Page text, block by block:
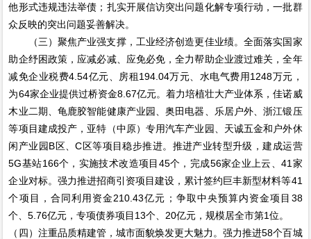
他形式违规违法举债；扎实开展信访突出问题化解专项行动，一批群
众反映的突出问题妥善解决。
（三）聚焦产业强支撑，工业经济创造更佳业绩。全面落实国家
助企纾困政策，应减必减、应免必免，全力帮助企业渡过难关，全年
减免企业税费4.54亿元、房租194.04万元、水电气费用1248万元，
为64家企业提供过桥资金8.67亿元。着力培植壮大产业体系，佳诺威
木业二期、龟鹿胶智能健康产业园、奥田电器、乐居户外、浙江锻压
等项目建成投产，亚特（中原）专用汽车产业园、天诚五金和户外休
闲产业园B区、C区等项目稳步推进。推进产业转型升级，建成运营
5G基站166个，实施技术改造项目45个，完成56家企业上云、41家
企业对标。强力推进招商引资项目建设，累计签约巨丰新型材料等41
个项目，合同利用资金210.43亿元；争取中央预算内资金项目38
个、5.76亿元，专项债券项目13个、20亿元，规模居全市第1位。
（四）注重品质精建管，城市面貌焕发更大魅力。强力推进58个百城